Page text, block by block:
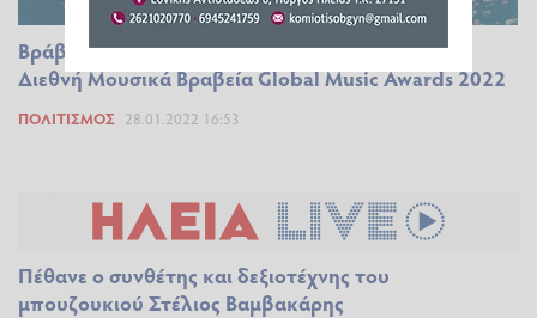
Βράβευση του συνθέτη Γιώργου Βούκανου στα
Διεθνή Μουσικά Βραβεία Global Music Awards 2022
ΠΟΛΙΤΙΣΜΌΣ 28.01.2022 16:53
Πέθανε ο συνθέτης και δεξιοτέχνης του
μπουζουκιού Στέλιος Βαμβακάρης